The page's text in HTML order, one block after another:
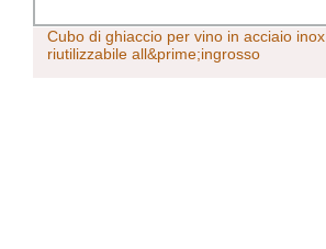
Cubo di ghiaccio per vino in acciaio inox
riutilizzabile all&prime;ingrosso